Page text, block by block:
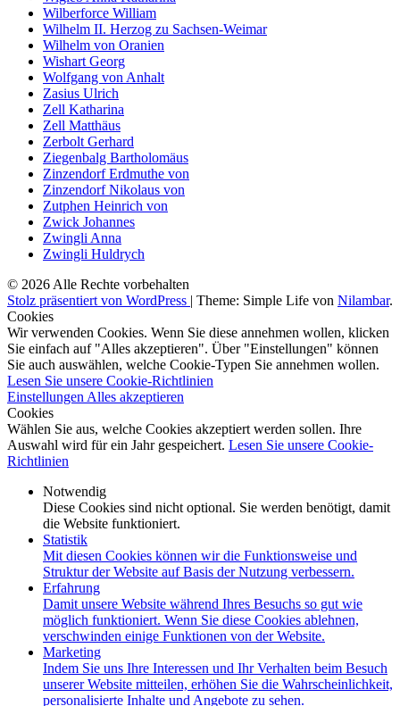
Wilberforce William
Wilhelm II. Herzog zu Sachsen-Weimar
Wilhelm von Oranien
Wishart Georg
Wolfgang von Anhalt
Zasius Ulrich
Zell Katharina
Zell Matthäus
Zerbolt Gerhard
Ziegenbalg Bartholomäus
Zinzendorf Erdmuthe von
Zinzendorf Nikolaus von
Zutphen Heinrich von
Zwick Johannes
Zwingli Anna
Zwingli Huldrych
© 2026 Alle Rechte vorbehalten
Stolz präsentiert von WordPress
Theme: Simple Life von Nilambar.
Cookies
Wir verwenden Cookies. Wenn Sie diese annehmen wollen, klicken
Sie einfach auf "Alles akzeptieren". Über "Einstellungen" können
Sie auch auswählen, welche Cookie-Typen Sie annehmen wollen.
Lesen Sie unsere Cookie-Richtlinien
EinstellungenAlles akzeptieren
Cookies
Wählen Sie aus, welche Cookies akzeptiert werden sollen. Ihre
Auswahl wird für ein Jahr gespeichert. Lesen Sie unsere Cookie-
Richtlinien
Notwendig
Diese Cookies sind nicht optional. Sie werden benötigt, damit
die Website funktioniert.
Statistik
Mit diesen Cookies können wir die Funktionsweise und
Struktur der Website auf Basis der Nutzung verbessern.
Erfahrung
Damit unsere Website während Ihres Besuchs so gut wie
möglich funktioniert. Wenn Sie diese Cookies ablehnen,
verschwinden einige Funktionen von der Website.
Marketing
Indem Sie uns Ihre Interessen und Ihr Verhalten beim Besuch
unserer Website mitteilen, erhöhen Sie die Wahrscheinlichkeit,
personalisierte Inhalte und Angebote zu sehen.